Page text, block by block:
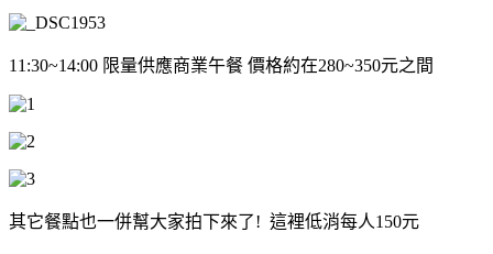
11:30~14:00 限量供應商業午餐 價格約在280~350元之間
其它餐點也一併幫大家拍下來了! 這裡低消每人150元